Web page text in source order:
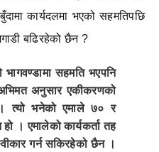
कार्यदलमा भएको सहमतिपछि
बढिरहेको छैन ?
सहमति भएपनि
अनुसार एकीकरणको
भनेको एमाले ७० र
। एमालेको कार्यकर्ता तह
गर्न सकिरहेको छैन ।